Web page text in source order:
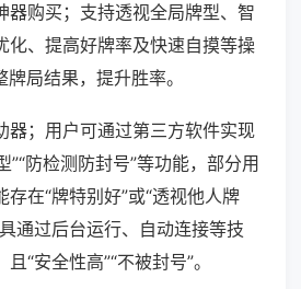
器购买；支持透视全局牌型、智
化、提高好牌率及快速自摸等操
局结果，提升胜率。
器；用户可通过第三方软件实现
”“防检测防封号”等功能，部分用
在“牌特别好”或“透视他人牌
通过后台运行、自动连接等技
“安全性高”“不被封号”。